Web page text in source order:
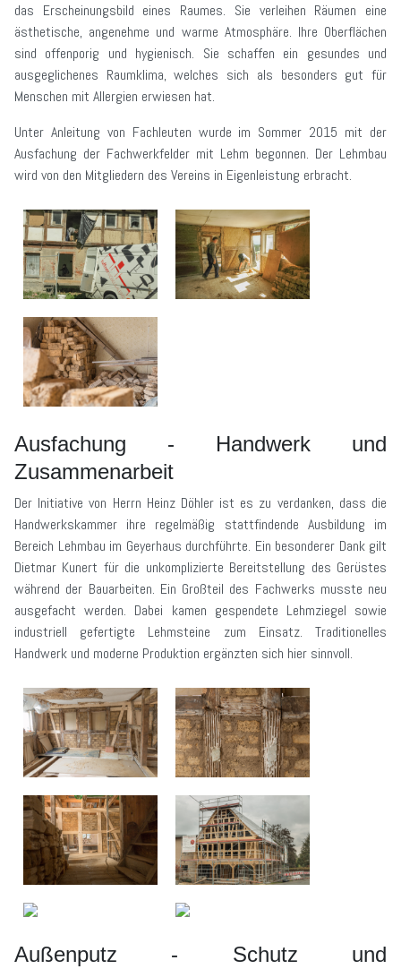
das Erscheinungsbild eines Raumes. Sie verleihen Räumen eine
ästhetische, angenehme und warme Atmosphäre. Ihre Oberflächen
sind offenporig und hygienisch. Sie schaffen ein gesundes und
ausgeglichenes Raumklima, welches sich als besonders gut für
Menschen mit Allergien erwiesen hat.
Unter Anleitung von Fachleuten wurde im Sommer 2015 mit der
Ausfachung der Fachwerkfelder mit Lehm begonnen. Der Lehmbau
wird von den Mitgliedern des Vereins in Eigenleistung erbracht.
Ausfachung - Handwerk und
Zusammenarbeit
Der Initiative von Herrn Heinz Döhler ist es zu verdanken, dass die
Handwerkskammer ihre regelmäßig stattfindende Ausbildung im
Bereich Lehmbau im Geyerhaus durchführte. Ein besonderer Dank gilt
Dietmar Kunert für die unkomplizierte Bereitstellung des Gerüstes
während der Bauarbeiten. Ein Großteil des Fachwerks musste neu
ausgefacht werden. Dabei kamen gespendete Lehmziegel sowie
industriell gefertigte Lehmsteine zum Einsatz. Traditionelles
Handwerk und moderne Produktion ergänzten sich hier sinnvoll.
Außenputz - Schutz und